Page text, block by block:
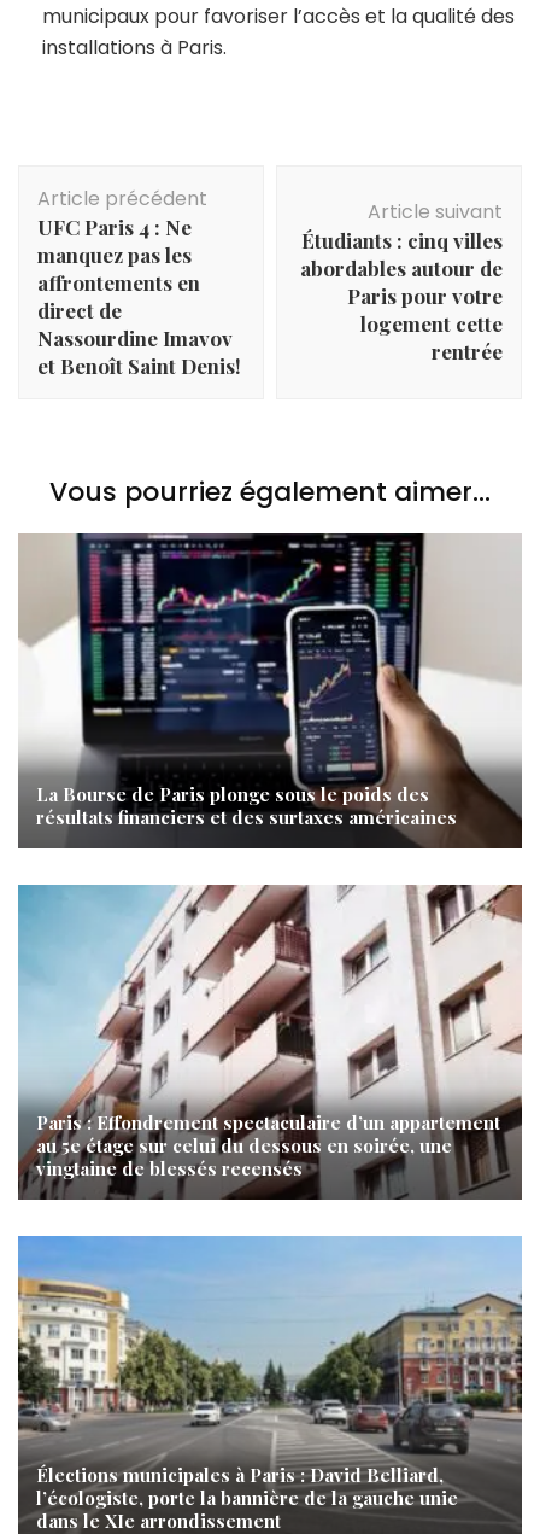
municipaux pour favoriser l’accès et la qualité des
installations à Paris.
d'article
Article précédent
UFC Paris 4 : Ne
manquez pas les
affrontements en
direct de
Nassourdine Imavov
et Benoît Saint Denis!
Article suivant
Étudiants : cinq villes
abordables autour de
Paris pour votre
logement cette
rentrée
Vous pourriez également aimer...
La Bourse de Paris plonge sous le poids des
résultats financiers et des surtaxes américaines
Paris : Effondrement spectaculaire d’un appartement
au 5e étage sur celui du dessous en soirée, une
vingtaine de blessés recensés
Élections municipales à Paris : David Belliard,
l’écologiste, porte la bannière de la gauche unie
dans le XIe arrondissement